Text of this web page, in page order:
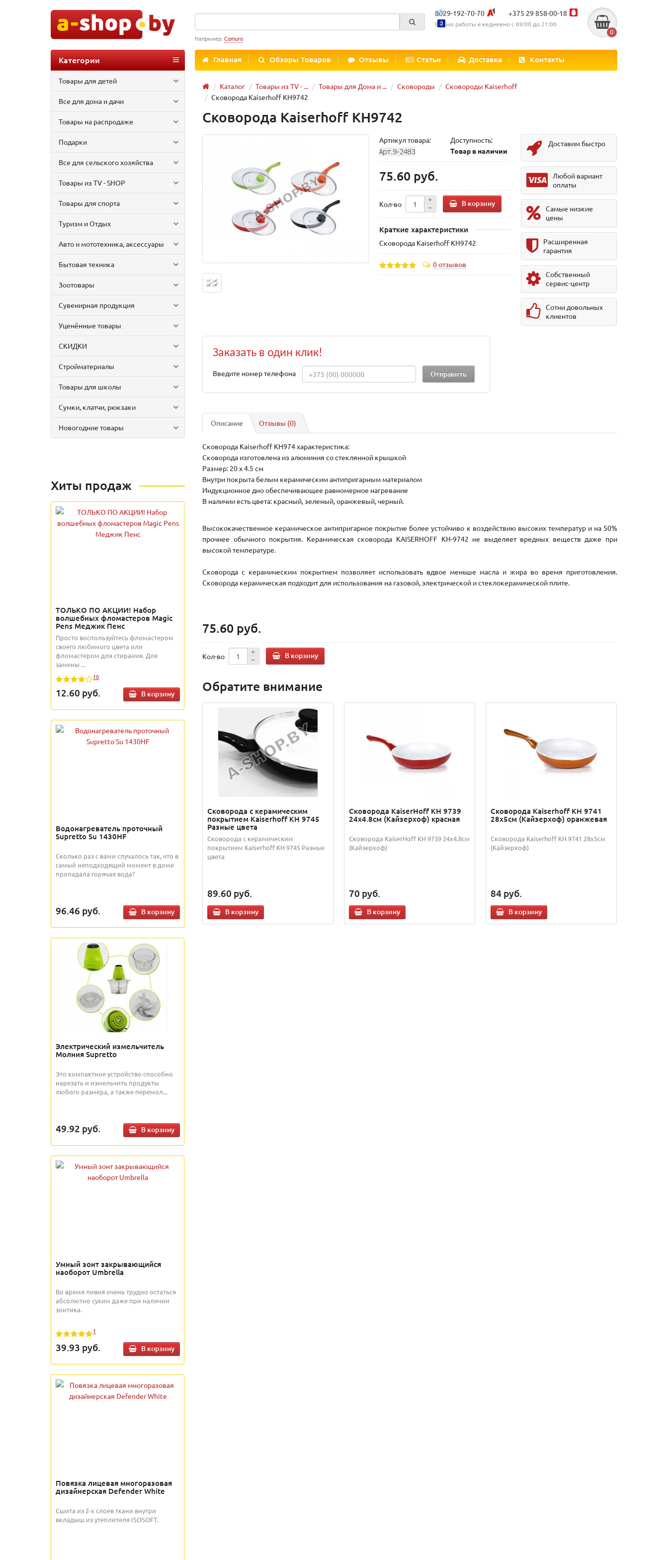
8029-192-70-70 +375 29 858-00-18
Время работы ежедневно с 09:00 до 21:00
0
Например: Comuro
Главная Обзоры Товаров Отзывы Статьи Доставка Контакты
Категории
Товары для детей
Все для дома и дачи
Товары на распродаже
Подарки
Все для сельского хозяйства
Товары из TV - SHOP
Товары для спорта
Туризм и Отдых
Авто и мототехника, аксессуары
Бытовая техника
Зоотовары
Сувенирная продукция
Уценённые товары
СКИДКИ
Стройматериалы
Товары для школы
Сумки, клатчи, рюкзаки
Новогодние товары
Каталог Товары из TV - ... Товары для Дома и ... Сковороды
Сковороды Kaiserhoff
Сковорода Kaiserhoff KH9742
Хиты продаж
ТОЛЬКО ПО АКЦИИ! Набор
волшебных фломастеров Magic
Pens Меджик Пенс
Просто воспользуйтесь фломастером
своего любимого цвета или
фломастером для стирания. Для
замены ...
10
12.60 руб. В корзину
Водонагреватель проточный
Supretto Su 1430HF
Сколько раз с вами случалось так, что в
самый неподходящий момент в доме
пропадала горячая вода?
96.46 руб. В корзину
Электрический измельчитель
Молния Supretto
Это компактное устройство способно
нарезать и измельчить продукты
любого размера, а также перемол...
49.92 руб. В корзину
Умный зонт закрывающийся
наоборот Umbrella
Во время ливня очень трудно остаться
абсолютно сухим даже при наличии
зонтика.
1
39.93 руб. В корзину
Повязка лицевая многоразовая
дизайнерская Defender White
Сшита из 2-х слоев ткани внутри
вкладыш из утеплителя ISOSOFT.
Сковорода Kaiserhoff KH9742
Артикул товара:
Доступность:
Товар в наличии
75.60 руб.
Кол-во В корзину
Краткие характеристики
Сковорода Kaiserhoff KH9742
0 отзывов
Доставим быстро
Любой вариант
оплаты
Самые низкие
цены
Расширенная
гарантия
Собственный
сервис-центр
Сотни довольных
клиентов
Заказать в один клик!
Введите номер телефона
Описание Отзывы (0)
Сковорода Kaiserhoff KH974 характеристика:
Сковорода изготовлена из алюминия со стеклянной крышкой
Размер: 20 х 4.5 см
Внутри покрыта белым керамическим антипригарным материалом
Индукционное дно обеспечивающее равномерное нагревание
В наличии есть цвета: красный, зеленый, оранжевый, черный.
Высококачественное керамическое антипригарное покрытие более устойчиво к воздействию высоких температур и на 50%
прочнее обычного покрытия. Керамическая сковорода KAISERHOFF KH-9742 не выделяет вредных веществ даже при
высокой температуре.
Сковорода с керамическим покрытием позволяет использовать вдвое меньше масла и жира во время приготовления.
Сковорода керамическая подходит для использования на газовой, электрической и стеклокерамической плите.
75.60 руб.
Кол-во В корзину
Обратите внимание
Сковорода с керамическим
покрытием Kaiserhoff KH 9745
Разные цвета
Сковорода с керамическим
покрытием Kaiserhoff KH 9745 Разные
цвета
89.60 руб.
В корзину
Сковорода KaiserHoff KH 9739
24х4.8см (Кайзерхоф) красная
Сковорода KaiserHoff KH 9739 24х4.8см
(Кайзерхоф)
70 руб.
В корзину
Сковорода Kaiserhoff KH 9741
28х5см (Кайзерхоф) оранжевая
Сковорода Kaiserhoff KH 9741 28х5см
(Кайзерхоф)
84руб.
В корзину